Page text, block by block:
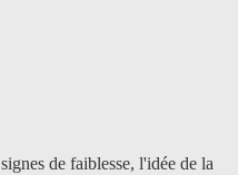
de faiblesse, l'idée de la